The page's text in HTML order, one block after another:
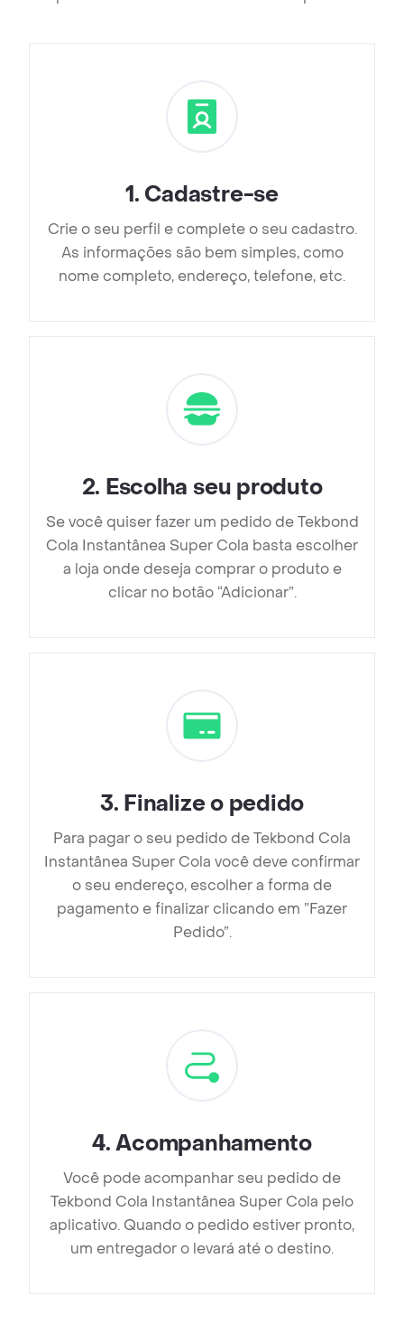
1. Cadastre-se
Crie o seu perfil e complete o seu cadastro.
As informações são bem simples, como
nome completo, endereço, telefone, etc.
2. Escolha seu produto
Se você quiser fazer um pedido de Tekbond
Cola Instantânea Super Cola basta escolher
a loja onde deseja comprar o produto e
clicar no botão “Adicionar”.
3. Finalize o pedido
Para pagar o seu pedido de Tekbond Cola
Instantânea Super Cola você deve confirmar
o seu endereço, escolher a forma de
pagamento e finalizar clicando em ”Fazer
Pedido”.
4.Acompanhamento
Você pode acompanhar seu pedido de
Tekbond Cola Instantânea Super Cola pelo
aplicativo. Quando o pedido estiver pronto,
um entregador o levará até o destino.